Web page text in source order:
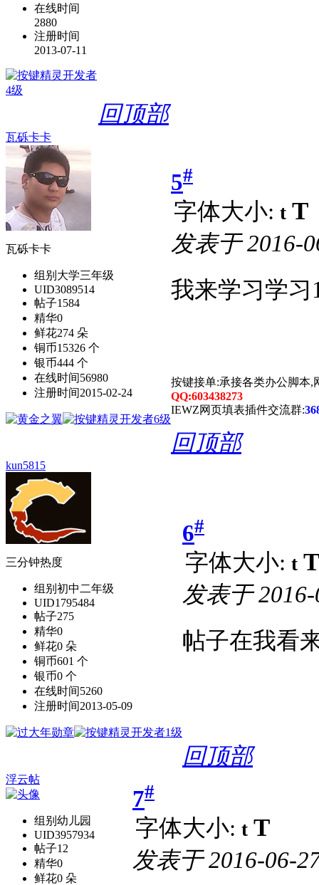
在线时间
2880
注册时间
2013-07-11
回顶部
瓦砾卡卡
瓦砾卡卡
组别 大学三年级
UID3089514
帖子1584
精华0
鲜花274 朵
铜币15326 个
银币444 个
在线时间56980
注册时间2015-02-24
5#
字体大小: t T
发表于2016-
我来学习学习
按键接单:承接各类办公脚本,
QQ:603438273
IEWZ网页填表插件交流群:
回顶部
kun5815
三分钟热度
组别 初中二年级
UID1795484
帖子275
精华0
鲜花0 朵
铜币601 个
银币0 个
在线时间5260
注册时间2013-05-09
6#
字体大小: t T
发表于
帖子在我看
回顶部
浮云帖
组别 幼儿园
UID3957934
帖子12
精华0
鲜花0 朵
7#
字体大小: t T
发表于2016-06-